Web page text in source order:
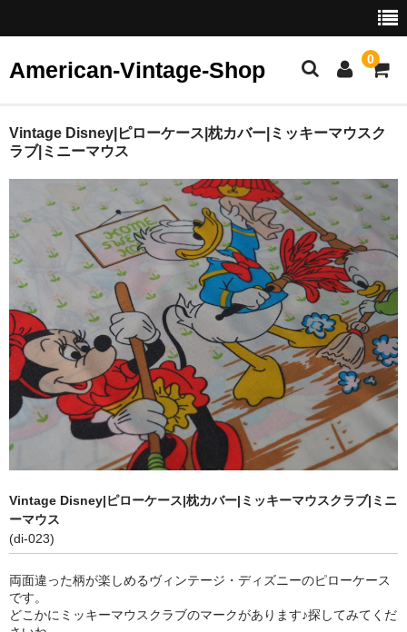
American-Vintage-Shop 0
ホーム
ヴィンテージ ジュエリー
イヤリング
ピアス
ブレスレット・バングル
ブローチ
リング
カフリンクス
ヴィンテージ ディズニー
ヴィンテージ雑貨
ショッピングガイド
お問い合わせ
ブログ
Vintage Disney|ピローケース|枕カバー|ミッキーマウスク
ラブ|ミニーマウス
Vintage Disney|ピローケース|枕カバー|ミッキーマウスクラブ|ミニ
ーマウス
(di-023)
両面違った柄が楽しめるヴィンテージ・ディズニーのピローケース
です。
どこかにミッキーマウスクラブのマークがあります♪探してみてくだ